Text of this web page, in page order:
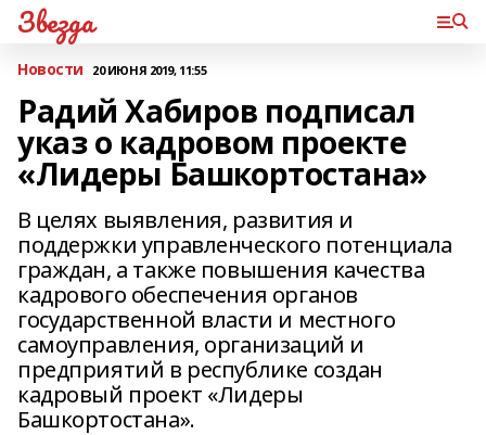
Звезда
Новости 20 ИЮНЯ 2019, 11:55
Радий Хабиров подписал
указ о кадровом проекте
«Лидеры Башкортостана»
В целях выявления, развития и
поддержки управленческого потенциала
граждан, а также повышения качества
кадрового обеспечения органов
государственной власти и местного
самоуправления, организаций и
предприятий в республике создан
кадровый проект «Лидеры
Башкортостана».